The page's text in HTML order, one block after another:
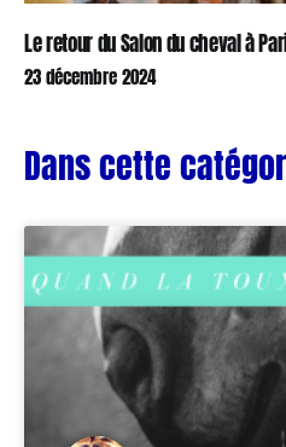
Le retour du Salon du cheval à
23 décembre 2024
Dans cette